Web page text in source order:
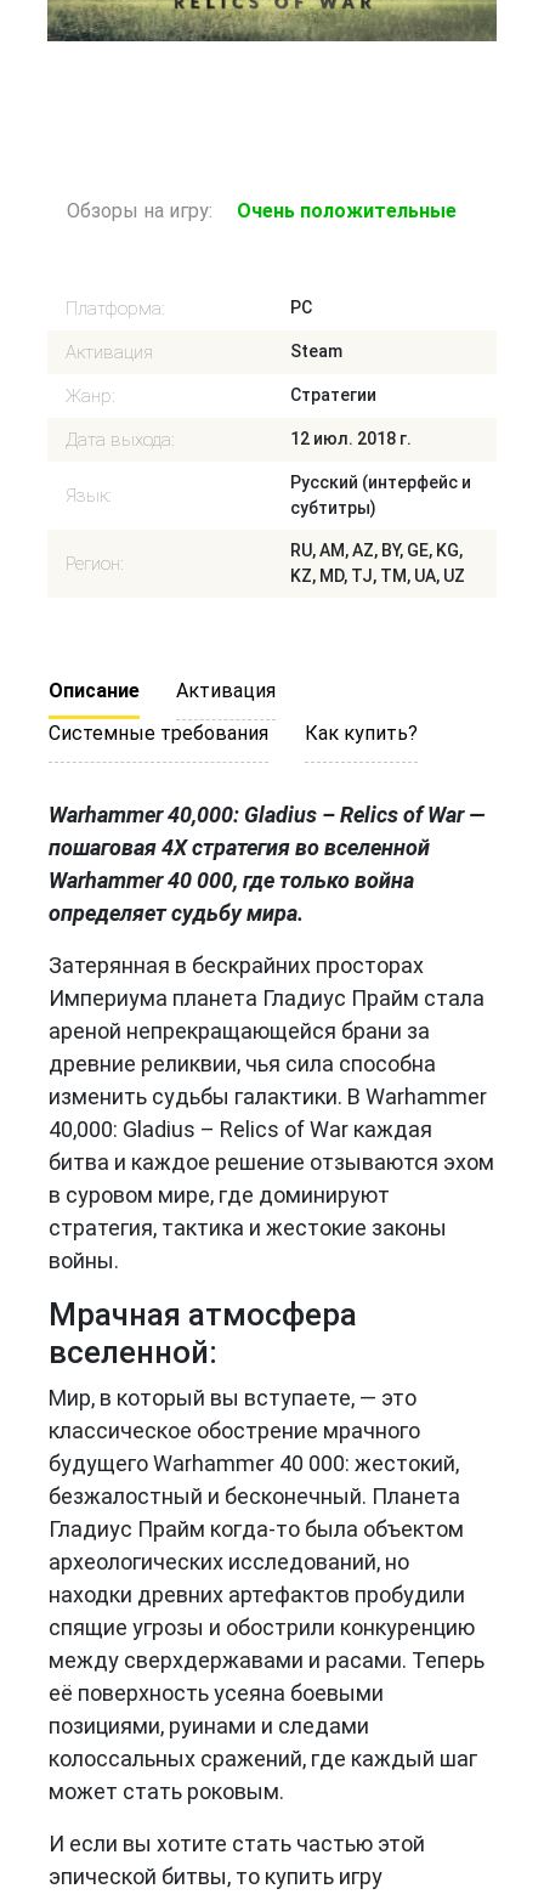
Обзоры на игру: Очень положительные
Платформа: PC
Активация Steam
Жанр: Стратегии
Дата выхода: 12 июл. 2018 г.
Язык:
Русский (интерфейс и
субтитры)
Регион:
RU, AM, AZ, BY, GE, KG,
KZ, MD, TJ, TM, UA, UZ
Описание
Активация
Системные требования
Как купить?
Warhammer 40,000: Gladius – Relics of War —
пошаговая 4X стратегия во вселенной
Warhammer 40 000, где только война
определяет судьбу мира.
Затерянная в бескрайних просторах
Империума планета Гладиус Прайм стала
ареной непрекращающейся брани за
древние реликвии, чья сила способна
изменить судьбы галактики. В Warhammer
40,000: Gladius – Relics of War каждая
битва и каждое решение отзываются эхом
в суровом мире, где доминируют
стратегия, тактика и жестокие законы
войны.
Мрачная атмосфера
вселенной:
Мир, в который вы вступаете, — это
классическое обострение мрачного
будущего Warhammer 40 000: жестокий,
безжалостный и бесконечный. Планета
Гладиус Прайм когда-то была объектом
археологических исследований, но
находки древних артефактов пробудили
спящие угрозы и обострили конкуренцию
между сверхдержавами и расами. Теперь
её поверхность усеяна боевыми
позициями, руинами и следами
колоссальных сражений, где каждый шаг
может стать роковым.
И если вы хотите стать частью этой
эпической битвы, то купить игру